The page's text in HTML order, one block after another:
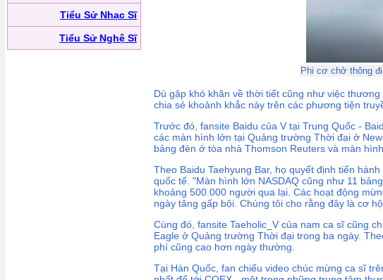
Tiểu Sử Nhạc Sĩ
Tiểu Sử Nghệ Sĩ
Phi cơ chở thông
Dù gặp khó khăn về thời tiết cũng như việc
chia sẻ khoảnh khắc này trên các phương tiện
Trước đó, fansite Baidu của V tại Trung Quốc -
các màn hình lớn tại Quảng trường Thời đại ở
bảng đèn ở tòa nhà Thomson Reuters và màn
Theo Baidu Taehyung Bar, họ quyết định tiến
quốc tế. "Màn hình lớn NASDAQ cũng như 11
khoảng 500.000 người qua lại. Các hoạt động
ngày tăng gấp bội. Chúng tôi cho rằng đây là cơ
Cùng đó, fansite Taeholic_V của nam ca sĩ cũng
Eagle ở Quảng trường Thời đại trong ba ngày.
phí cũng cao hơn ngày thường.
Tại Hàn Quốc, fan chiếu video chúc mừng ca sĩ